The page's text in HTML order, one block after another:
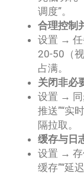
调度”。
合理控制
设置 → 任
20-50（
占满。
关闭非必
设置 → 同
推送”“实
隔拉取。
缓存与日
设置 → 存
缓存”“延